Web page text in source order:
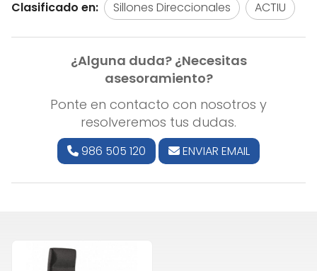
Clasificado en: Sillones Direccionales ACTIU
¿Alguna duda? ¿Necesitas
asesoramiento?
Ponte en contacto con nosotros y
resolveremos tus dudas.
986 505 120 ENVIAR EMAIL